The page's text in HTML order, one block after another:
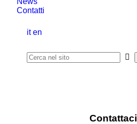
Contatti
it en
Contattaci